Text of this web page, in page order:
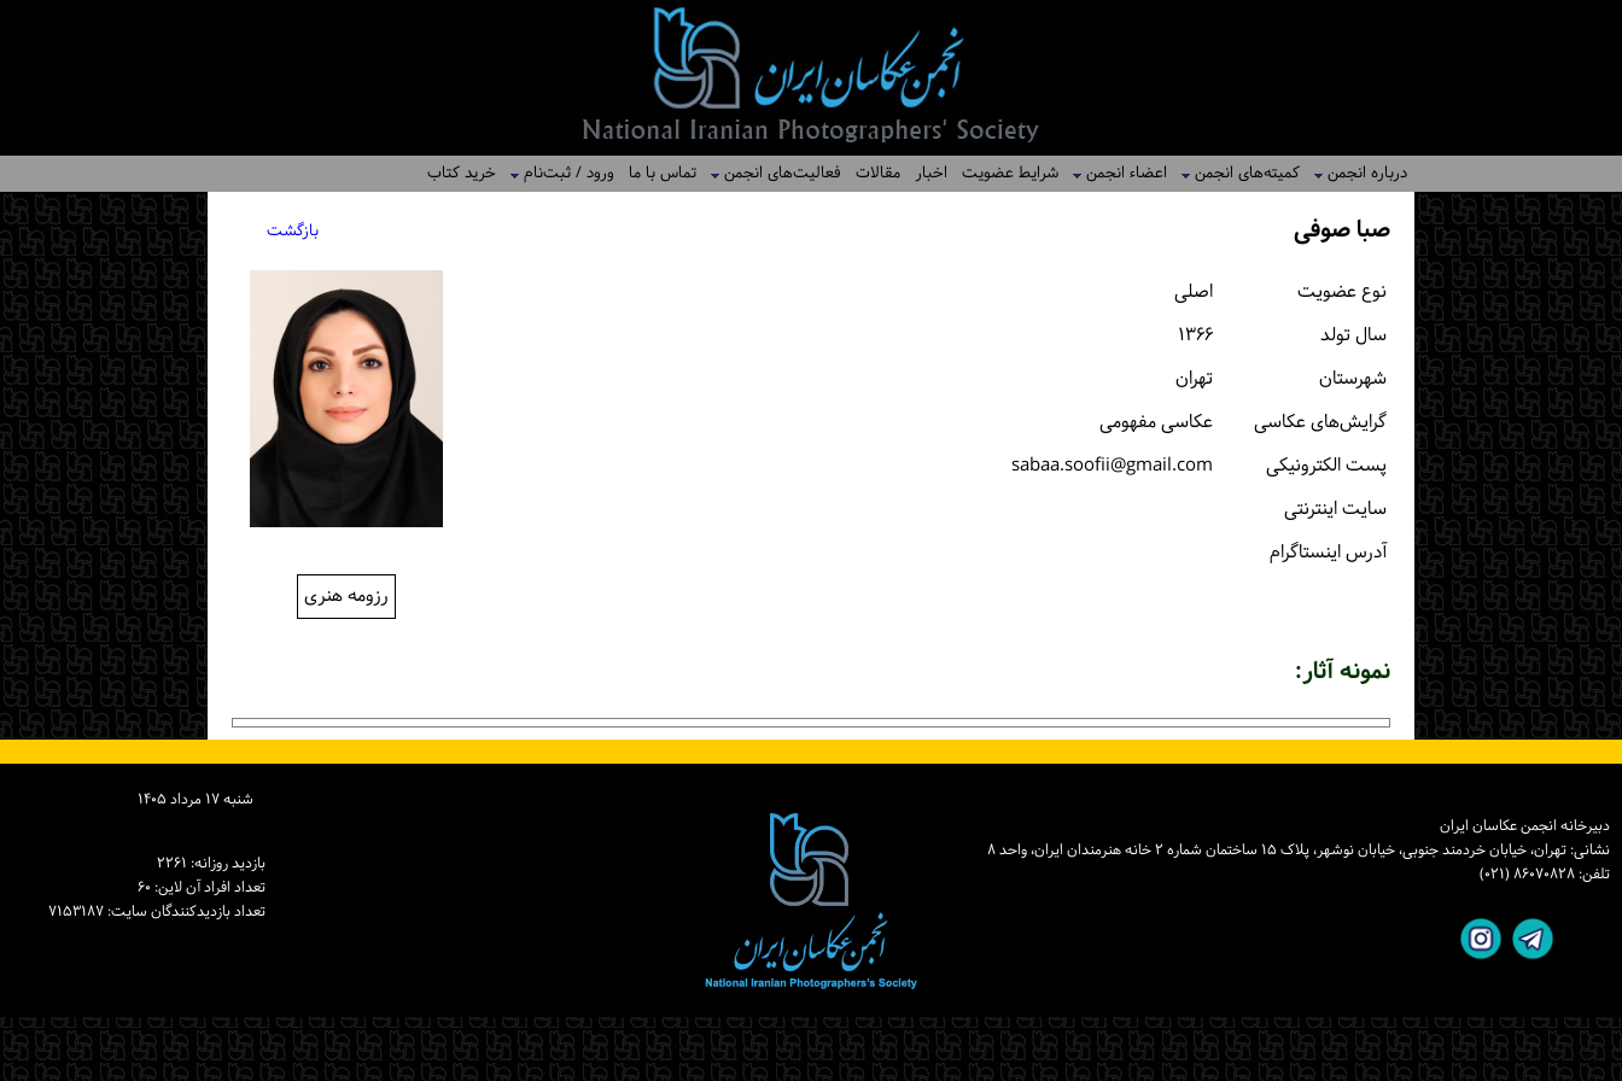
درباره انجمن کمیته‌های انجمن اعضاء انجمن شرایط عضویت اخبار مقالات فعالیت‌های انجمن تماس با ما ورود / ثبت‌نام خرید کتاب
صبا صوفی بازگشت
رزومه هنری
نوع عضویت
اصلی
سال تولد
۱۳۶۶
شهرستان
تهران
گرایش‌های عکاسی
عکاسی مفهومی
پست الكترونیكی
sabaa.soofii@gmail.com
سایت اینترنتی
آدرس اینستاگرام
نمونه آثار:
شنبه ۱۷ مرداد ۱۴۰۵
بازدید روزانه: ۲۲۶۱
تعداد افراد آن لاین: ۶۰
تعداد بازدیدكنندگان سایت: ۷۱۵۳۱۸۷
دبیرخانه انجمن عکاسان ایران
نشانی: تهران، خیابان خردمند جنوبی، خیابان نوشهر، پلاک ۱۵ ساختمان شماره ۲ خانه هنرمندان ایران، واحد ۸
تلفن: ۸۶۰۷۰۸۲۸ (۰۲۱)